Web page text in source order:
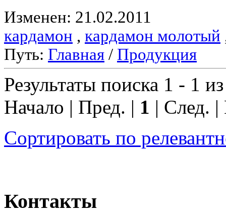
Изменен: 21.02.2011
кардамон , кардамон молотый
Путь: Главная / Продукция
Результаты поиска 1 - 1
Начало | Пред. | 1 | След.
Сортировать по
Контакты